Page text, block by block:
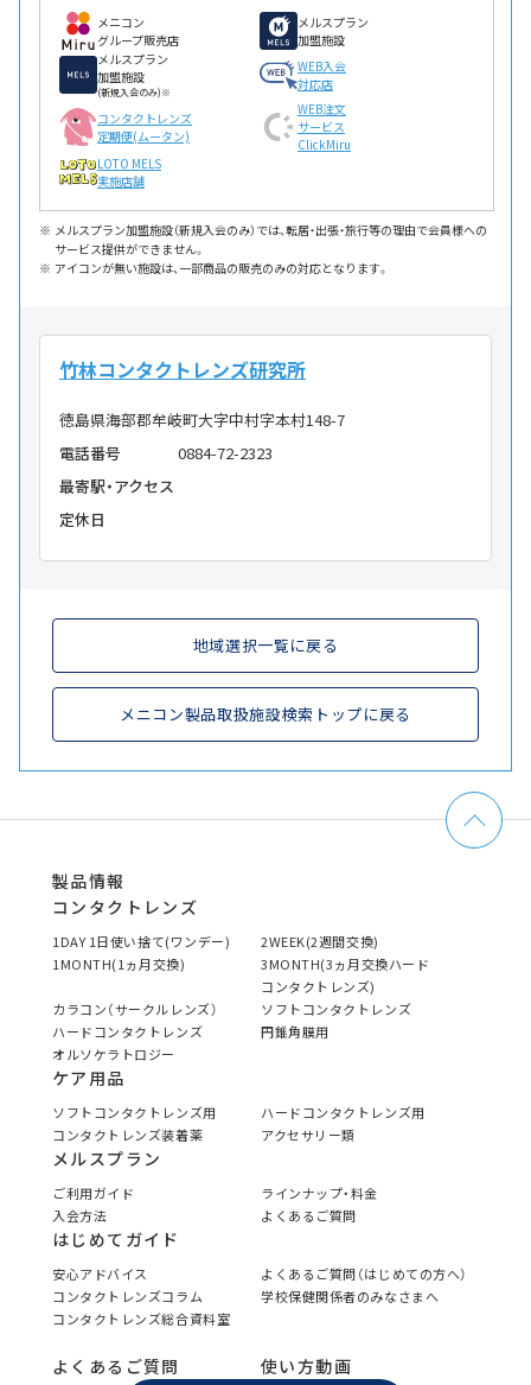
メニコン
グループ販売店
メルスプラン
加盟施設
メルスプラン
加盟施設
(新規入会のみ)※
WEB入会
対応店
コンタクトレンズ
定期便(ムータン)
WEB注文
サービス
ClickMiru
LOTO MELS
実施店舗
メルスプラン加盟施設（新規入会のみ）では、転居・出張・旅行等の理由で会員様への
サービス提供ができません。
アイコンが無い施設は、一部商品の販売のみの対応となります。
竹林コンタクトレンズ研究所
徳島県海部郡牟岐町大字中村字本村148-7
電話番号
0884-72-2323
最寄駅・アクセス
定休日
地域選択一覧に戻る
メニコン製品取扱施設検索トップに戻る
製品情報
コンタクトレンズ
1DAY 1日使い捨て(ワンデー)
2WEEK(2週間交換)
1MONTH(1ヵ月交換)
3MONTH(3ヵ月交換ハード
コンタクトレンズ)
カラコン（サークルレンズ）
ソフトコンタクトレンズ
ハードコンタクトレンズ
円錐角膜用
オルソケラトロジー
ケア用品
ソフトコンタクトレンズ用
ハードコンタクトレンズ用
コンタクトレンズ装着薬
アクセサリー類
メルスプラン
ご利用ガイド
ラインナップ・料金
入会方法
よくあるご質問
はじめてガイド
安心アドバイス
よくあるご質問（はじめての方へ）
コンタクトレンズコラム
学校保健関係者のみなさまへ
コンタクトレンズ総合資料室
よくあるご質問 使い方動画